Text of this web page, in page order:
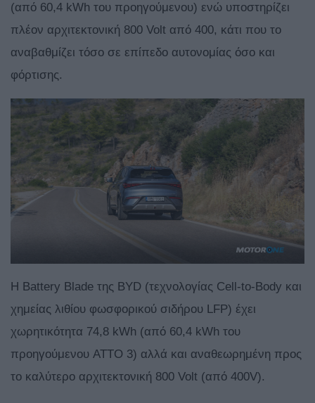
(από 60,4 kWh του προηγούμενου) ενώ υποστηρίζει
πλέον αρχιτεκτονική 800 Volt από 400, κάτι που το
αναβαθμίζει τόσο σε επίπεδο αυτονομίας όσο και
φόρτισης.
Η Battery Blade της BYD (τεχνολογίας Cell-to-Body και
χημείας λιθίου φωσφορικού σιδήρου LFP) έχει
χωρητικότητα 74,8 kWh (από 60,4 kWh του
προηγούμενου ATTO 3) αλλά και αναθεωρημένη προς
το καλύτερο αρχιτεκτονική 800 Volt (από 400V).